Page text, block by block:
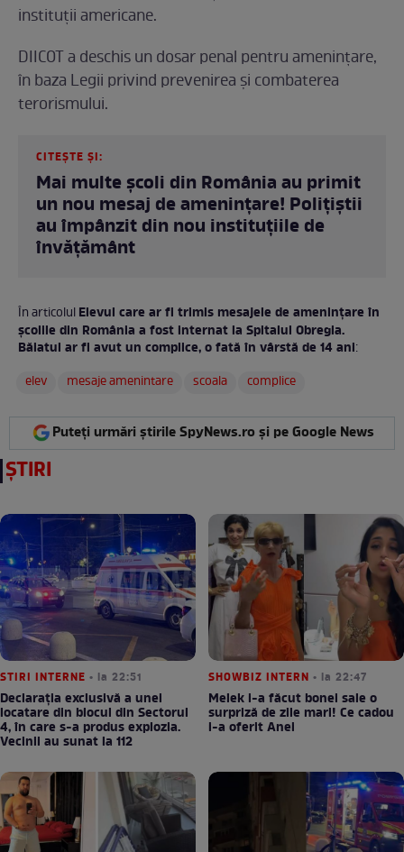
instituții americane.
DIICOT a deschis un dosar penal pentru amenințare,
în baza Legii privind prevenirea și combaterea
terorismului.
CITEȘTE ȘI:
Mai multe școli din România au primit
un nou mesaj de amenințare! Polițiștii
au împânzit din nou instituțiile de
învățământ
În articolulElevul care ar fi trimis mesajele de amenințare în
școlile din România a fost internat la Spitalul Obregia.
Băiatul ar fi avut un complice, o fată în vârstă de 14 ani:
elev
mesaje amenintare scoala complice
Puteți urmări știrile SpyNews.ro și pe Google News
ȘTIRI
STIRI INTERNE • la 22:51
Declarația exclusivă a unei
locatare din blocul din Sectorul
4, în care s-a produs explozia.
Vecinii au sunat la 112
SHOWBIZ INTERN • la 22:47
Melek i-a făcut bonei sale o
surpriză de zile mari! Ce cadou
i-a oferit Anei